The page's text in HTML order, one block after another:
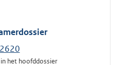
het hoofddossier